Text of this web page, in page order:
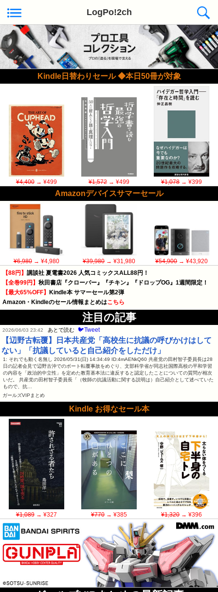
LogPo!2ch
Kindle日替わりセール ◆本日50冊が対象
¥4,400→ ¥499 ¥1,572→ ¥499 ¥1,078→ ¥399
Amazonデバイスサマーセール
¥6,980→ ¥4,980 ¥39,980→ ¥31,980 ¥54,900→ ¥43,920
【88円】 講談社 夏電書2026 人気コミックスALL88円！
【全巻99円】 秋田書店『クローバー』『チキン』『ドロップOG』1週間限定！
【最大65%OFF】 Kindle本 サマーセール第2弾
Amazon・Kindleのセール情報まとめはこちら
注目の記事
2026/06/03 23:42 あとで読む 🐦Tweet
【辺野古転覆】日本共産党「高校生に抗議の呼びかけはして
ない」「抗議していると自己紹介をしただけ」
1: それでも動く名無し 2026/05/31(日) 14:34:49 ID:4mAENkQ60 共産党の田村智子委員長は28
日の記者会見で辺野古沖でのボート転覆事故をめぐり、文部科学省が同志社国際高校の平和学習
の内容を「政治的中立性」を定めた教育基本法に違反すると認定したことについての質問が相次
いだ。 共産党の田村智子委員長「（牧師の抗議活動に関する説明は）自己紹介として述べていた
もので、抗…
ガールズVIPまとめ
Kindle お得なセール本
¥1,089→ ¥327 ¥770→ ¥385 ¥1,320→ ¥396